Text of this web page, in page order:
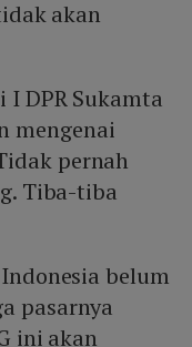
akan
DPR Sukamta
mengenai
pernah
Tiba-tiba
belum
pasarnya
ini akan